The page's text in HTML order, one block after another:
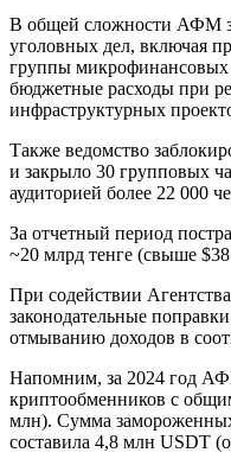
В общей сложности АФМ
уголовных дел, включая
группы микрофинансовых
бюджетные расходы при
инфраструктурных
Также ведомство
и закрыло 30 групповых
аудиторией более 22 000
За отчетный период
~20 млрд тенге (свыше
При содействии
законодательные
отмыванию доходов в
Напомним, за 2024 год
криптообменников с
млн). Сумма
составила 4,8 млн USDT